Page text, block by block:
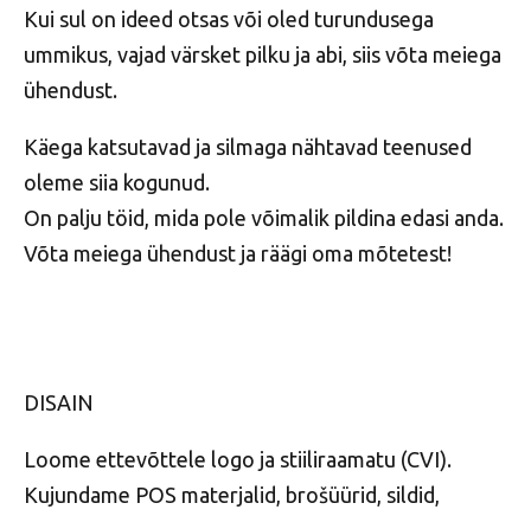
Kui sul on ideed otsas või oled turundusega
ummikus, vajad värsket pilku ja abi, siis võta meiega
ühendust.
Käega katsutavad ja silmaga nähtavad teenused
oleme siia kogunud.
On palju töid, mida pole võimalik pildina edasi anda.
Võta meiega ühendust ja räägi oma mõtetest!
DISAIN
Loome ettevõttele logo ja stiiliraamatu (CVI).
Kujundame POS materjalid, brošüürid, sildid,